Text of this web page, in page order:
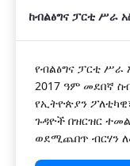
ከብልፅግና ፓርቲ ሥራ
የብልፅግና ፓርቲ ሥራ
2017 ዓም መደበኛ
የኢትዮጵያን
ጉዳዮች በዝርዝር
ወደሚጨበጥ ብርሃን